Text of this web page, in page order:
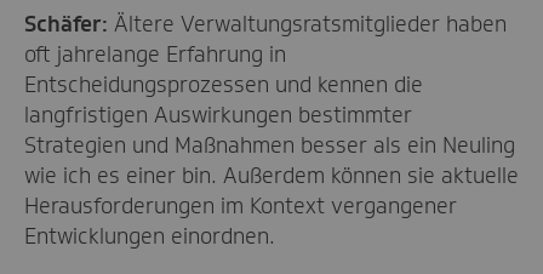
Schäfer: Ältere Verwaltungsratsmitglieder haben
oft jahrelange Erfahrung in
Entscheidungsprozessen und kennen die
langfristigen Auswirkungen bestimmter
Strategien und Maßnahmen besser als ein Neuling
wie ich es einer bin. Außerdem können sie aktuelle
Herausforderungen im Kontext vergangener
Entwicklungen einordnen.